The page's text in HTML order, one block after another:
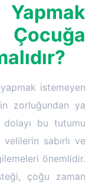
istemeyen
zorluğundan ya
bu tutumu
sabırlı ve
önemlidir.
çoğu zaman